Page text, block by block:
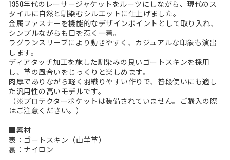
1950年代のレーサージャケットをルーツにしながら、現代のス
タイルに自然と馴染むシルエットに仕上げました。
金属ファスナーを機能的なデザインポイントとして取り入れ、
シンプルながらも目を惹く一着。
ラグランスリーブにより動きやすく、カジュアルな印象も演出
します。
ディアタッチ加工を施した馴染みの良いゴートスキンを採用
し、革の風合いをじっくりと楽しめます。
肉厚でありながら軽く羽織りやすい作りで、普段使いにも適し
た汎用性の高いモデルです。
（※プロテクターポケットは装備されていません。ご購入の際
はご注意ください。）
■素材
表：ゴートスキン（山羊革）
裏：ナイロン